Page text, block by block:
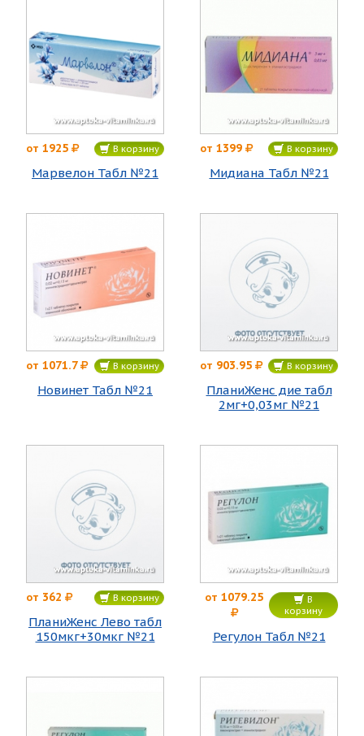
от 1925 В корзину
Марвелон Табл №21
от 1399 В корзину
Мидиана Табл №21
от 1071.7 В корзину
Новинет Табл №21
от 903.95 В корзину
ПланиЖенс дие табл
2мг+0,03мг №21
от 362 В корзину
ПланиЖенс Лево табл
150мкг+30мкг №21
от 1079.25
В
корзину
Регулон Табл №21